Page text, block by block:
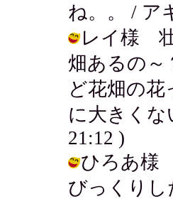
ね。。 / ア
レイ様 壮
畑あるの～
ど花畑の
に大きくな
21:12 )
ひろあ様
びっくり